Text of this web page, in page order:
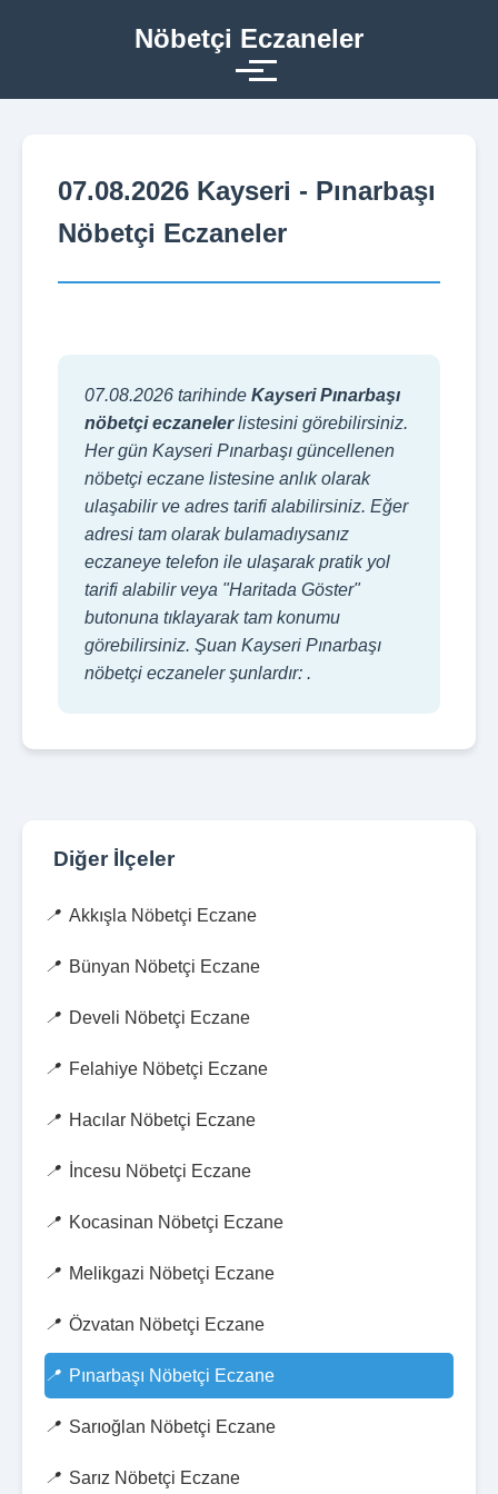
Nöbetçi Eczaneler
07.08.2026 Kayseri - Pınarbaşı
Nöbetçi Eczaneler
07.08.2026 tarihinde Kayseri Pınarbaşı
nöbetçi eczanelerlistesini görebilirsiniz.
Her gün Kayseri Pınarbaşı güncellenen
nöbetçi eczane listesine anlık olarak
ulaşabilir ve adres tarifi alabilirsiniz. Eğer
adresi tam olarak bulamadıysanız
eczaneye telefon ile ulaşarak pratik yol
tarifi alabilir veya "Haritada Göster"
butonuna tıklayarak tam konumu
görebilirsiniz. Şuan Kayseri Pınarbaşı
nöbetçi eczaneler şunlardır: .
Diğer İlçeler
Akkışla Nöbetçi Eczane
Bünyan Nöbetçi Eczane
Develi Nöbetçi Eczane
Felahiye Nöbetçi Eczane
Hacılar Nöbetçi Eczane
İncesu Nöbetçi Eczane
Kocasinan Nöbetçi Eczane
Melikgazi Nöbetçi Eczane
Özvatan Nöbetçi Eczane
Pınarbaşı Nöbetçi Eczane
Sarıoğlan Nöbetçi Eczane
Sarız Nöbetçi Eczane